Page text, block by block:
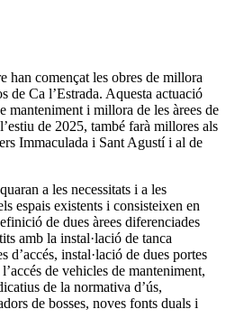
han començat les obres de millora
de Ca l’Estrada. Aquesta actuació
manteniment i millora de les àrees de
de 2025, també farà millores als
Immaculada i Sant Agustí i al de
a les necessitats i a les
espais existents i consisteixen en
de dues àrees diferenciades
amb la instal·lació de tanca
instal·lació de dues portes
de vehicles de manteniment,
de la normativa d’ús,
de bosses, noves fonts duals i